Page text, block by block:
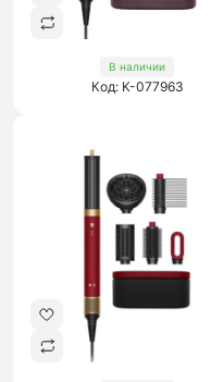
В наличии
Код: K-077963